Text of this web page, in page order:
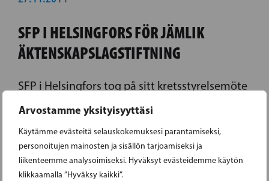
Arvostamme yksityisyyttäsi
Käytämme evästeitä selauskokemuksesi parantamiseksi,
personoitujen mainosten ja sisällön tarjoamiseksi ja
liikenteemme analysoimiseksi. Hyväksyt evästeidemme käytön
klikkaamalla ”Hyväksy kaikki”.
SFP I HELSINGFORS FÖR JÄMLIK
ÄKTENSKAPSLAGSTIFTNING
SFP i Helsingfors tog på sitt kretsstyrelsemöte
idag ställning för en könsneutral
LUE EDELLINEN ARTIKKELI